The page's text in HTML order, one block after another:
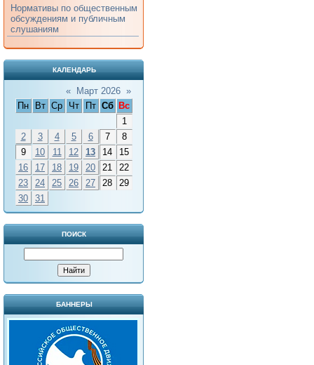
Нормативы по общественным
обсуждениям и публичным
слушаниям
КАЛЕНДАРЬ
« Март 2026 »
Пн
Вт Ср Чт Пт Сб
Вс
1
2
3 4 5 6 7
8
9
10 11 12 13 14
15
16
17 18 19 20 21
22
23
24 25 26 27 28
29
30
31
ПОИСК
БАННЕРЫ